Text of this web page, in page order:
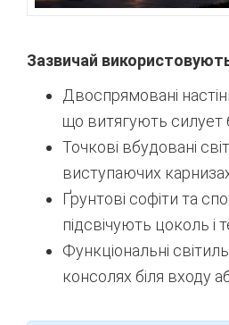
Зазвичай
Двоспрямовані
що витягують силует
Точкові вбудовані
виступаючих
Ґрунтові софіти та
підсвічують цоколь і
Функціональні
консолях біля входу